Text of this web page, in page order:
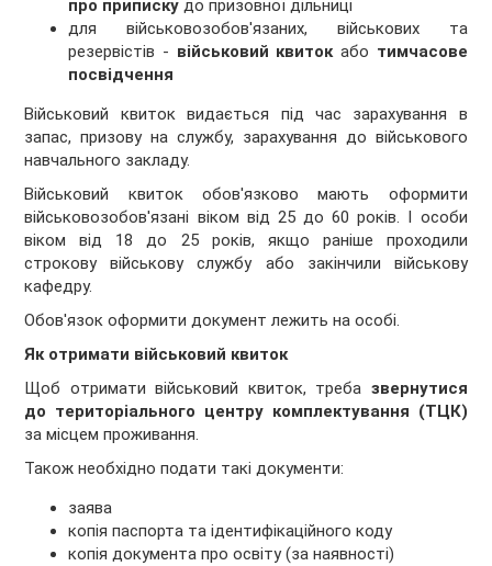
про приписку до призовної дільниці
для військовозобов'язаних, військових та
резервістів - військовий квитокабо тимчасове
посвідчення
Військовий квиток видається під час зарахування в
запас, призову на службу, зарахування до військового
навчального закладу.
Військовий квиток обов'язково мають оформити
військовозобов'язані віком від 25 до 60 років. І особи
віком від 18 до 25 років, якщо раніше проходили
строкову військову службу або закінчили військову
кафедру.
Обов'язок оформити документ лежить на особі.
Як отримати військовий квиток
Щоб отримати військовий квиток, треба звернутися
до територіального центру комплектування (ТЦК)
за місцем проживання.
Також необхідно подати такі документи:
заява
копія паспорта та ідентифікаційного коду
копія документа про освіту (за наявності)